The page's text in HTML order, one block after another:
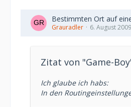
Bestimmten Ort auf
Grauradler 6. August 2009
Zitat von "Game-
Ich glaube ich habs:
In den